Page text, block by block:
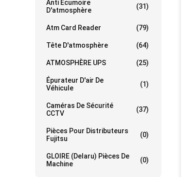
Anti Écumoire
D'atmosphère
(31)
Atm Card Reader (79)
Tête D'atmosphère (64)
ATMOSPHÈRE UPS (25)
Épurateur D'air De
Véhicule
(1)
Caméras De Sécurité
CCTV
(37)
Pièces Pour Distributeurs
Fujitsu
(0)
GLOIRE (Delaru) Pièces De
Machine
(0)